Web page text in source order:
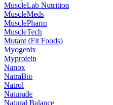
MuscleLab Nutrition
MuscleMeds
MusclePharm
MuscleTech
Mutant (Fit Foods)
Myogenix
Myprotein
Nanox
NatraBio
Natrol
Naturade
Natural Balance